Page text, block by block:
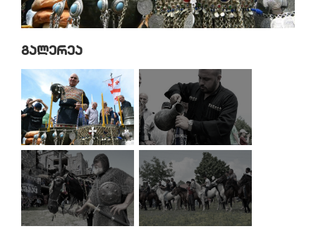
Გალერეა